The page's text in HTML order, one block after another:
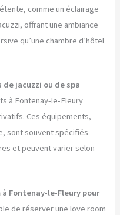
comme un éclairage
offrant une ambiance
qu’une chambre d’hôtel
jacuzzi ou de spa
à Fontenay-le-Fleury
Ces équipements,
sont souvent spécifiés
et peuvent varier selon
Fontenay-le-Fleury pour
de réserver une love room